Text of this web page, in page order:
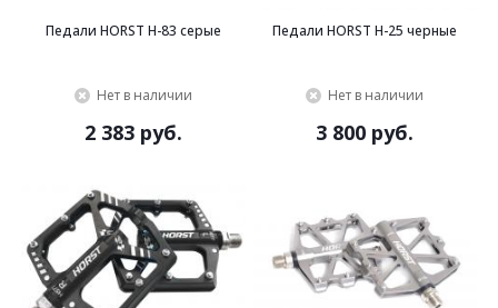
Педали HORST H-83 серые
Нет в наличии
2 383 руб.
Педали HORST H-25 черные
Нет в наличии
3 800 руб.